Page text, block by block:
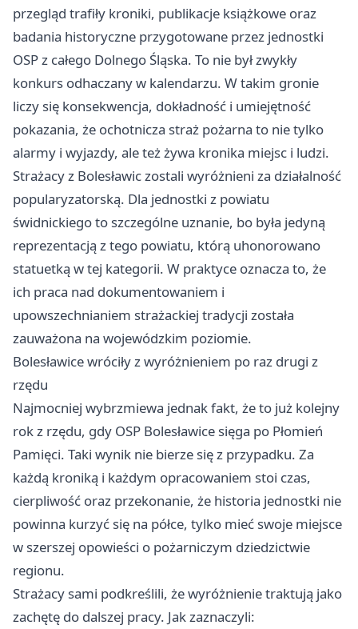
przegląd trafiły kroniki, publikacje książkowe oraz
badania historyczne przygotowane przez jednostki
OSP z całego Dolnego Śląska. To nie był zwykły
konkurs odhaczany w kalendarzu. W takim gronie
liczy się konsekwencja, dokładność i umiejętność
pokazania, że ochotnicza straż pożarna to nie tylko
alarmy i wyjazdy, ale też żywa kronika miejsc i ludzi.
Strażacy z Bolesławic zostali wyróżnieni za działalność
popularyzatorską. Dla jednostki z powiatu
świdnickiego to szczególne uznanie, bo była jedyną
reprezentacją z tego powiatu, którą uhonorowano
statuetką w tej kategorii. W praktyce oznacza to, że
ich praca nad dokumentowaniem i
upowszechnianiem strażackiej tradycji została
zauważona na wojewódzkim poziomie.
Bolesławice wróciły z wyróżnieniem po raz drugi z
rzędu
Najmocniej wybrzmiewa jednak fakt, że to już kolejny
rok z rzędu, gdy OSP Bolesławice sięga po Płomień
Pamięci. Taki wynik nie bierze się z przypadku. Za
każdą kroniką i każdym opracowaniem stoi czas,
cierpliwość oraz przekonanie, że historia jednostki nie
powinna kurzyć się na półce, tylko mieć swoje miejsce
w szerszej opowieści o pożarniczym dziedzictwie
regionu.
Strażacy sami podkreślili, że wyróżnienie traktują jako
zachętę do dalszej pracy. Jak zaznaczyli: